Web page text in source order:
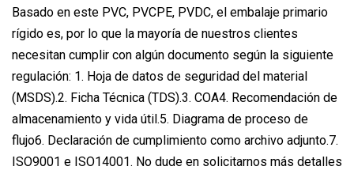
Basado en este PVC, PVCPE, PVDC, el embalaje primario
rígido es, por lo que la mayoría de nuestros clientes
necesitan cumplir con algún documento según la siguiente
regulación: 1. Hoja de datos de seguridad del material
(MSDS).2. Ficha Técnica (TDS).3. COA4. Recomendación de
almacenamiento y vida útil.5. Diagrama de proceso de
flujo6. Declaración de cumplimiento como archivo adjunto.7.
ISO9001 e ISO14001. No dude en solicitarnos más detalles